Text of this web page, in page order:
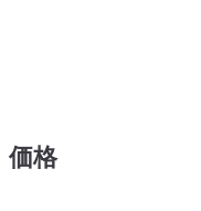
価格